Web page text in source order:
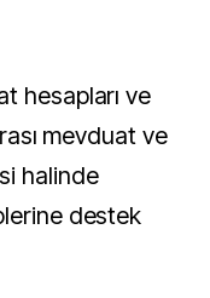
hesapları ve
mevduat ve
halinde
destek